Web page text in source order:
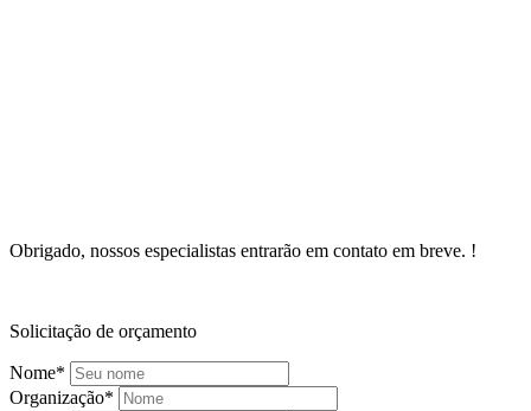
Obrigado, nossos especialistas entrarão em contato em breve. !
Solicitação de orçamento
Nome*
Organização*